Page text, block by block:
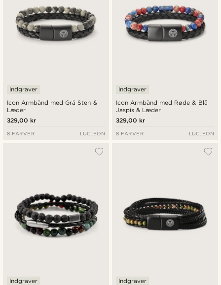
Icon Armbånd med Grå Sten &
Læder
Indgraver
329,00 kr
8 FARVER LUCLEON
Icon Armbånd med Røde & Blå
Jaspis & Læder
Indgraver
329,00 kr
8 FARVER LUCLEON
Indgraver Indgraver